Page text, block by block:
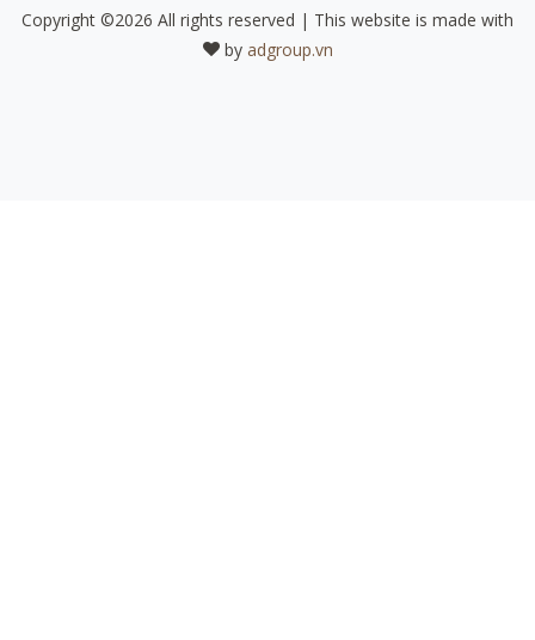
Copyright ©2026 All rights reserved | This website is made with
by adgroup.vn